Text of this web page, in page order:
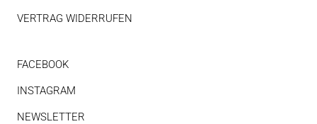
VERTRAG WIDERRUFEN
FACEBOOK
INSTAGRAM
NEWSLETTER